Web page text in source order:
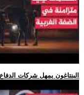
.. البنتاغون يمهل شركات الدفاع الأمريكية 21